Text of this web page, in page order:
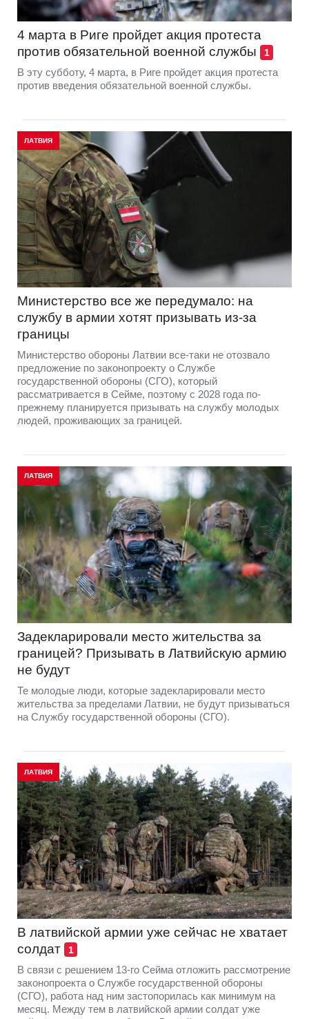
4 марта в Риге пройдет акция протеста
против обязательной военной службы
1
В эту субботу, 4 марта, в Риге пройдет акция протеста
против введения обязательной военной службы.
ЛАТВИЯ
Министерство все же передумало: на
службу в армии хотят призывать из-за
границы
Министерство обороны Латвии все-таки не отозвало
предложение по законопроекту о Службе
государственной обороны (СГО), который
рассматривается в Сейме, поэтому с 2028 года по-
прежнему планируется призывать на службу молодых
людей, проживающих за границей.
ЛАТВИЯ
Задекларировали место жительства за
границей? Призывать в Латвийскую армию
не будут
Те молодые люди, которые задекларировали место
жительства за пределами Латвии, не будут призываться
на Службу государственной обороны (СГО).
ЛАТВИЯ
В латвийской армии уже сейчас не хватает
солдат
1
В связи с решением 13-го Сейма отложить рассмотрение
законопроекта о Службе государственной обороны
(СГО), работа над ним застопорилась как минимум на
месяц. Между тем в латвийской армии солдат уже